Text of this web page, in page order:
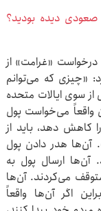
صعودی دیده بودید؟
«غرامت» از
«چیزی که می‌توانم
سوی ایالات متحده
می‌خواست پول
کاهش دهد، باید از
آن‌ها هدر دادن پول
آن‌ها ارسال پول به
می‌کردند. آن‌ها
اگر آن‌ها واقعاً